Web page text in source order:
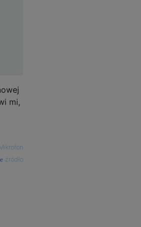
mi,
źródło